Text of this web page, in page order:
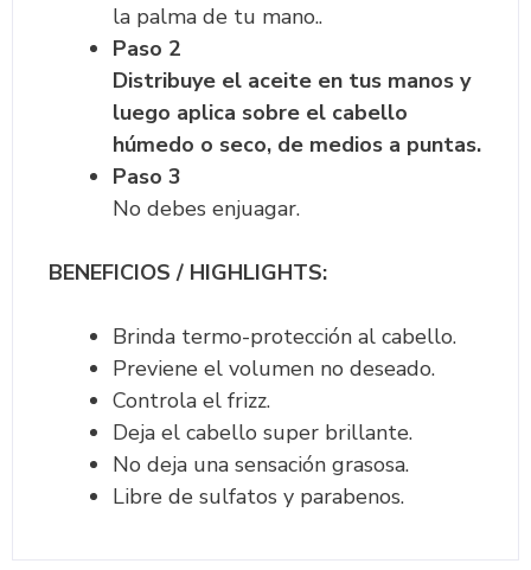
la palma de tu mano..
Paso 2
Distribuye el aceite en tus manos y
luego aplica sobre el cabello
húmedo o seco, de medios a puntas.
Paso 3
No debes enjuagar.
BENEFICIOS / HIGHLIGHTS:
Brinda termo-protección al cabello.
Previene el volumen no deseado.
Controla el frizz.
Deja el cabello super brillante.
No deja una sensación grasosa.
Libre de sulfatos y parabenos.